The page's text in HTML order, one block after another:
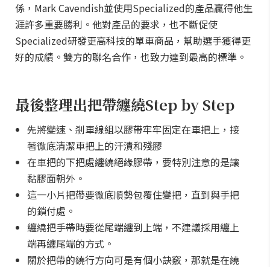
係，Mark Cavendish並使用Specialized的產品贏得他生
涯許多重要勝利。他對產品的要求，也不斷促使
Specialized研發更高科技的單車商品，幫助選手獲得更
好的成績。雙方的聯名合作，也致力達到最高的標準。
最後整理出把帶纏繞Step by Step
先將變速、剎車線組以膠帶牢牢固定在車把上，接
著徹底清潔車把上的汗漬和殘膠
在車把的下把處纏繞絕緣膠帶，要特別注意的是讓
黏膠面朝外。
這一小片把帶要徹底順勢包覆住變把，直到與手把
的鎖付處。
纏繞把手帶時要從尾端纏到上端，不建議採用纏上
端再纏尾端的方式。
關於把帶的繞行方向可是有個小訣竅，那就是在繞